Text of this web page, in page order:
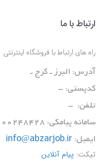
ارتباط با ما
راه های ارتباط با فروشگاه اینترنتی
آدرس: البرز ـ کرج ـ
کدپستی: -
تلفن: -
سامانه پیامکی: 5000248428
ایمیل: info@abzarjob.ir
تیکت: پیام آنلاین